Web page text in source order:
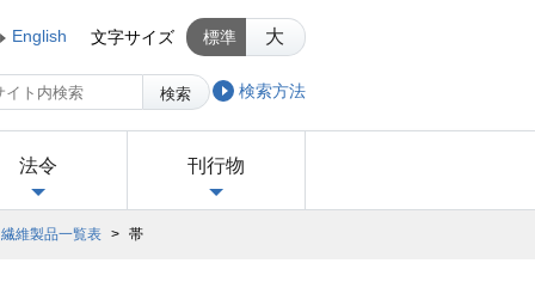
文字サイズ 標準 大
English
検索 検索方法
法令 刊行物
繊維製品一覧表 > 帯